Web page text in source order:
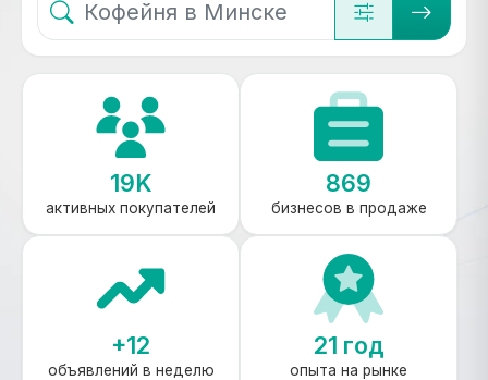
19K
активных покупателей
869
бизнесов в продаже
+12
объявлений в неделю
21 год
опыта на рынке